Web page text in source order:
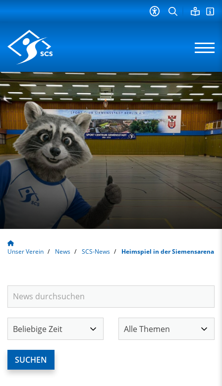
Unser Verein News SCS-News Heimspiel in der Siemensarena